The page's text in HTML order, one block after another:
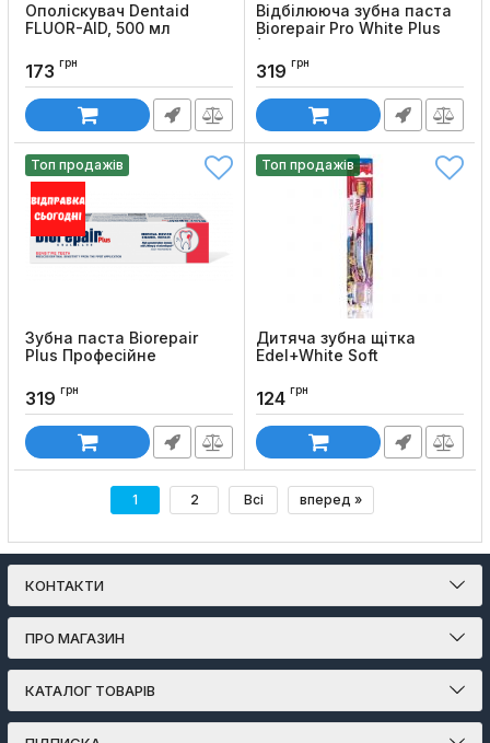
Ополіскувач Dentaid
FLUOR-AID, 500 мл
173 грн
Відбілююча зубна паста
Biorepair Pro White Plus
(75 мл)
Код товару:
319 грн
Топ продажів
Зубна паста Biorepair
Plus Професійне
(75 мл)
Код товару: 10
319 грн
Топ продажів
Дитяча зубна щітка
Edel+White Soft
124 грн
1 2 Всі вперед »
КОНТАКТИ
ПРО МАГАЗИН
КАТАЛОГ ТОВАРІВ